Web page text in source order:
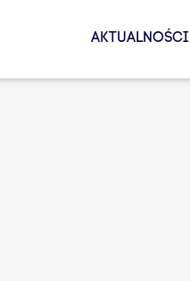
AKTUALNOŚCI